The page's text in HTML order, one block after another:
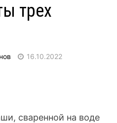
трех
16.10.2022
сваренной на воде